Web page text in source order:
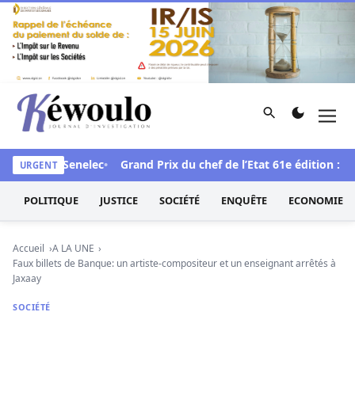
Aller au contenu
Kéwoulo, le premier site d'information et d'investigation
Rechercher
URGENT
à la Senelec Grand Prix du chef de l’Etat 61e édition : Le
POLITIQUE JUSTICE SOCIÉTÉ ENQUÊTE ECONOMIE
Accueil
A LA UNE
Faux billets de Banque: un artiste-compositeur et un enseignant arrêtés à
Jaxaay
SOCIÉTÉ